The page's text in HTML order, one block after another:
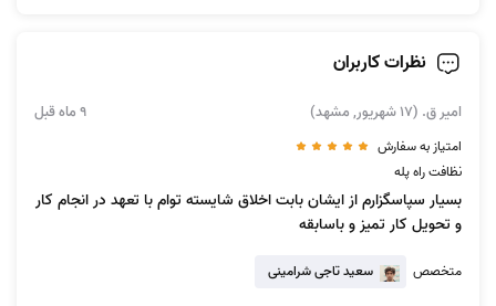
نظافت راه پله مشهد شامل چه خدماتی است؟
در بخش قبلی به بخش‌هایی ازخدمات نظافت راه پله در مشهد
نظرات کاربران
امیر ق. (۱۷ شهریور, مشهد) 9 ماه قبل
امتیاز به سفارش
نظافت راه‌ پله
بسیار سپاسگزارم از ایشان بابت اخلاق شایسته توام با تعهد در انجام کار
و تحویل کار تمیز و باسابقه
متخصص سعید تاجی شرامینی